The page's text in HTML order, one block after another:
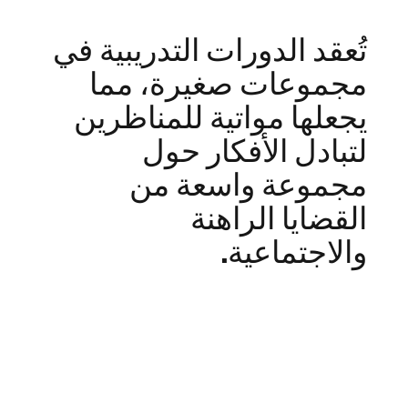
تُعقد الدورات التدريبية في
مجموعات صغيرة، مما
يجعلها مواتية للمناظرين
لتبادل الأفكار حول
مجموعة واسعة من
القضايا الراهنة
والاجتماعية.